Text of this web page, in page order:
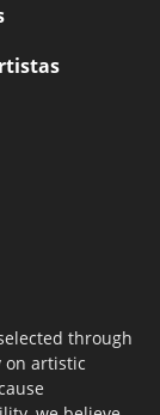
through
on artistic